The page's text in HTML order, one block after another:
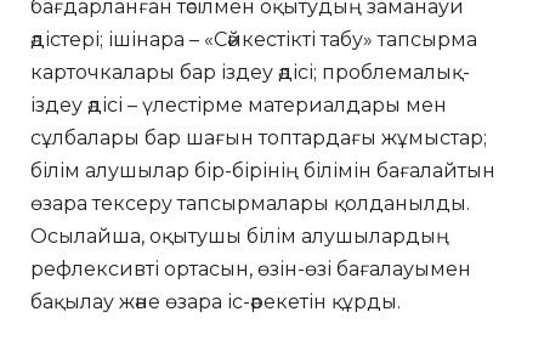
бағдарланған тәсілмен оқытудың заманауи
әдістері; ішінара – «Сәйкестікті табу» тапсырма
карточкалары бар іздеу әдісі; проблемалық-
іздеу әдісі – үлестірме материалдары мен
сұлбалары бар шағын топтардағы жұмыстар;
білім алушылар бір-бірінің білімін бағалайтын
өзара тексеру тапсырмалары қолданылды.
Осылайша, оқытушы білім алушылардың
рефлексивті ортасын, өзін-өзі бағалауымен
бақылау және өзара іс-әрекетін құрды.